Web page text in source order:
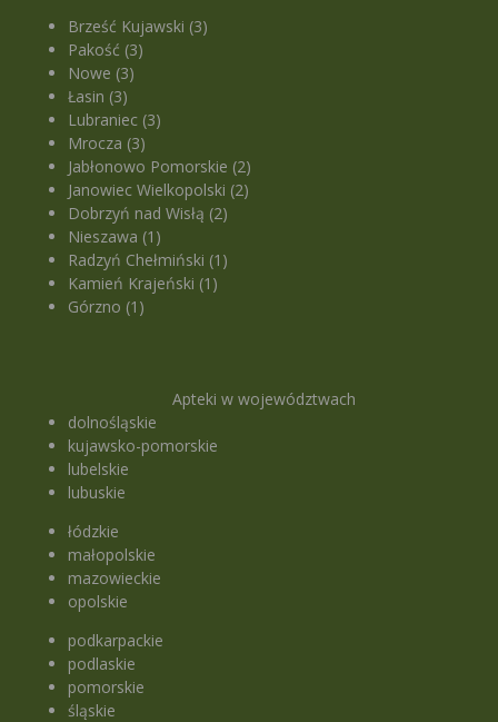
Brześć Kujawski (3)
Pakość (3)
Nowe (3)
Łasin (3)
Lubraniec (3)
Mrocza (3)
Jabłonowo Pomorskie (2)
Janowiec Wielkopolski (2)
Dobrzyń nad Wisłą (2)
Nieszawa (1)
Radzyń Chełmiński (1)
Kamień Krajeński (1)
Górzno (1)
Apteki w województwach
dolnośląskie
kujawsko-pomorskie
lubelskie
lubuskie
łódzkie
małopolskie
mazowieckie
opolskie
podkarpackie
podlaskie
pomorskie
śląskie